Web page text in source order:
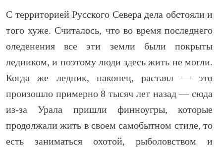
С территорией Русского Севера дела обстояли и
того хуже. Считалось, что во время последнего
оледенения все эти земли были покрыты
ледником, и поэтому люди здесь жить не могли.
Когда же ледник, наконец, растаял — это
произошло примерно 8 тысяч лет назад — сюда
из-за Урала пришли финноугры, которые
продолжали жить в своем самобытном стиле, то
есть заниматься охотой, рыболовством и